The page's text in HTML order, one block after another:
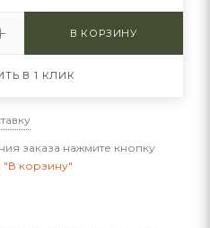
В КОРЗИНУ
В 1 КЛИК
заказа нажмите кнопку
"В корзину"